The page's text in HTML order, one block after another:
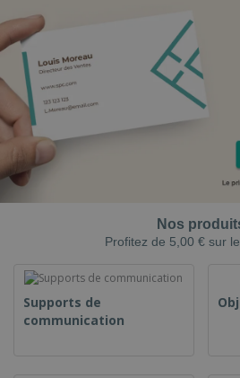
Nos
Profitez de 5,00 € sur
Supports de
communication